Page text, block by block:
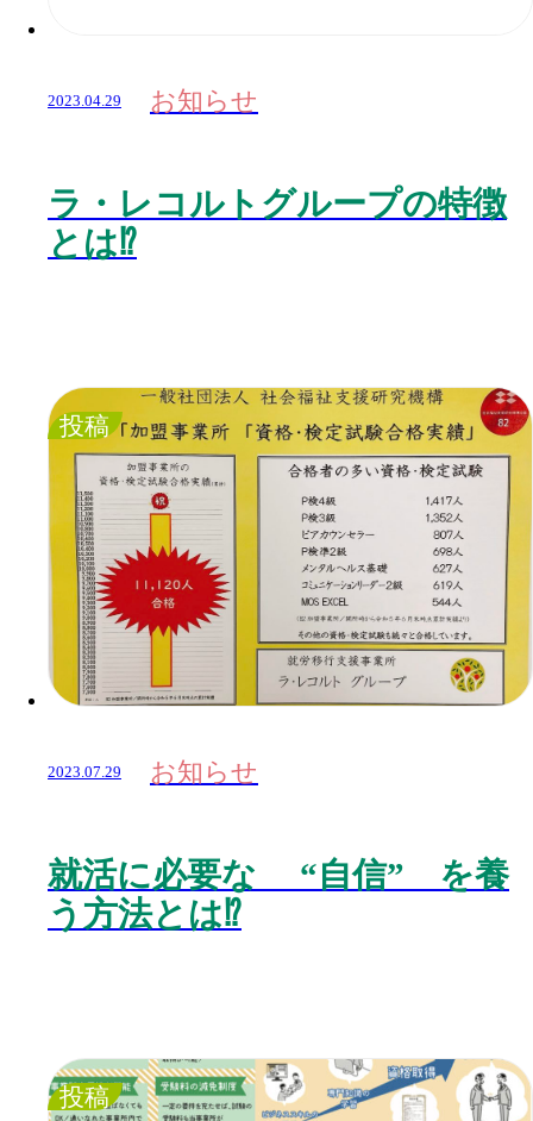
2023.04.29 お知らせ
ラ・レコルトグループの特徴
とは⁉️
投稿
2023.07.29 お知らせ
就活に必要な “自信” を養
う方法とは⁉️
投稿